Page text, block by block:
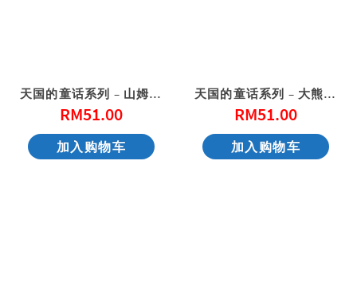
天国的童话系列 – 山姆大王的宴会
RM51.00
加入购物车
天国的童话系列 – 大熊爵士开新店
RM51.00
加入购物车